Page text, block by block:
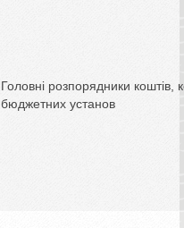
Головні розпорядники коштів,
бюджетних установ